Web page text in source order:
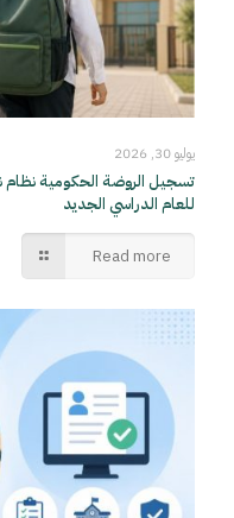
يوليو 30, 2026
تسجيل الروضة الحكومية نظام
للعام الدراسي الجديد
Read more